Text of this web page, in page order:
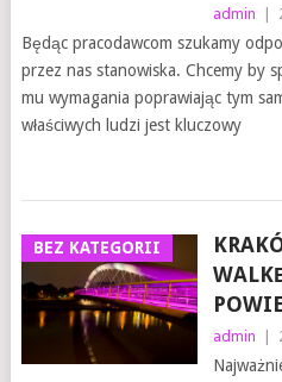
admin
Będąc pracodawcom szukamy
przez nas stanowiska. Chcemy by
mu wymagania poprawiając tym
właściwych ludzi jest kluczowy
BEZ KATEGORII
admin